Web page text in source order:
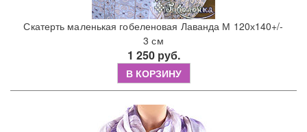
Скатерть маленькая гобеленовая Лаванда М 120х140+/-
3 см
1 250 руб.
В КОРЗИНУ